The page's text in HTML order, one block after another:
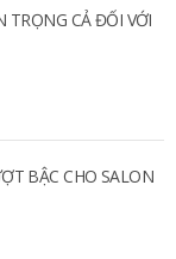
TRỌNG CẢ ĐỐI VỚI
BẬC CHO SALON